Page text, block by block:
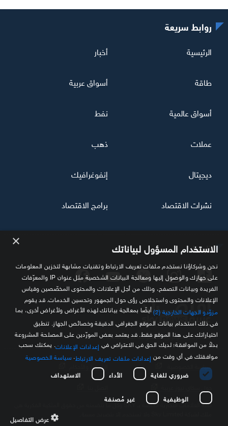
تابعنا
مصدرك الموثوق للمعلومة الاقتصادية
روابط سريعة
الرئيسية أخبار
طاقة أسواق عربية
أسواق عالمية نفط
عملات ذهب
ديجيتال إنفوغرافيك
نشرات الاقتصاد برامج الاقتصاد
سياسة الخصوصية الشروط والأحكام
كافة العلامات التجارية الخاصة بـ SKY وكل ما تتضمنه من حقوق الملكية الفكرية هي
× الاستخدام المسؤول لبياناتك
نحن وشركاؤنا نستخدم ملفات تعريف الارتباط وتقنيات مشابهة لتخزين المعلومات
على جهازك والوصول إليها ومعالجة البيانات الشخصية مثل عنوان IP والمعرّفات
الفريدة وبيانات التصفح، وذلك من أجل الإعلانات والمحتوى المخصّصين وقياس
الإعلانات والمحتوى واستخلاص رؤى حول الجمهور وتحسين الخدمات. قد يقوم
مزوّدو الجهات الخارجية (2)
أيضًا بمعالجة بياناتك لهذه الأغراض ولأغراض أخرى، بما
في ذلك استخدام بيانات الموقع الجغرافي الدقيقة وخصائص الجهاز. تنطبق
اختياراتك على هذا الموقع فقط. قد يعتمد بعض المورّدين على المصلحة المشروعة
بدلاً من الموافقة؛ لديك الحق في الاعتراض في إعدادات الإعلانات . يمكنك سحب
موافقتك في أي وقت من إعدادات ملفات تعريف الارتباط سياسة الخصوصية
ضروري للغاية
الأداء الاستهداف
الوظيفية غير مُصنفة
عرض التفاصيل